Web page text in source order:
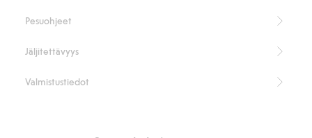
Tämä tuote sisältää 75 % kierrätettyä polyamidia
Kierrätettyä polyamidia sisältävä sekoitekangas
Pesuohjeet
Jäljitettävyys
Valmistustiedot